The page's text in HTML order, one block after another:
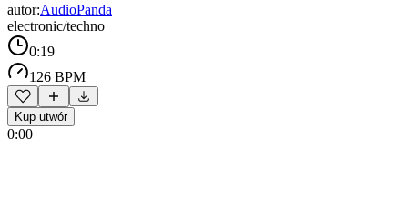
autor:AudioPanda
electronic/techno
0:19
126 BPM
Kup utwór
0:00